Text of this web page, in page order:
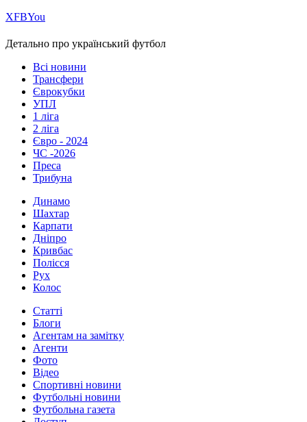
ХFBYou
Детально про український футбол
Всі новини
Трансфери
Єврокубки
УПЛ
1 ліга
2 ліга
Євро - 2024
ЧС -2026
Преса
Трибуна
Динамо
Шахтар
Карпати
Дніпро
Кривбас
Полісся
Рух
Колос
Статті
Блоги
Агентам на замітку
Агенти
Фото
Відео
Спортивні новини
Футбольні новини
Футбольна газета